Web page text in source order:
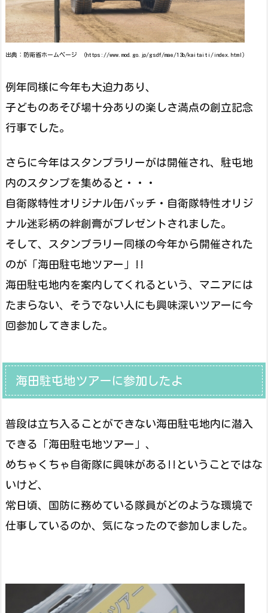
出典：防衛省ホームページ （https://www.mod.go.jp/gsdf/mae/13b/kaitaiti/index.html）
例年同様に今年も大迫力あり、
子どものあそび場十分ありの楽しさ満点の創立記念
行事でした。
さらに今年はスタンプラリーがは開催され、駐屯地
内のスタンプを集めると・・・
自衛隊特性オリジナル缶バッチ・自衛隊特性オリジ
ナル迷彩柄の絆創膏がプレゼントされました。
そして、スタンプラリー同様の今年から開催された
のが「海田駐屯地ツアー」!!
海田駐屯地内を案内してくれるという、マニアには
たまらない、そうでない人にも興味深いツアーに今
回参加してきました。
海田駐屯地ツアーに参加したよ
普段は立ち入ることができない海田駐屯地内に潜入
できる「海田駐屯地ツアー」、
めちゃくちゃ自衛隊に興味がある!!ということではな
いけど、
常日頃、国防に務めている隊員がどのような環境で
仕事しているのか、気になったので参加しました。